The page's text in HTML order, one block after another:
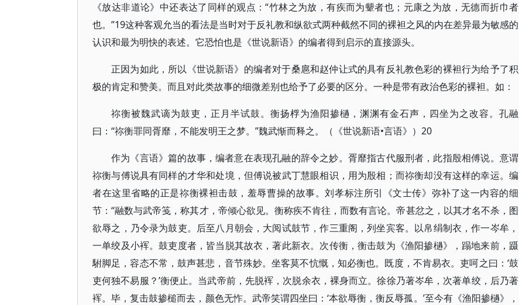
《放达非道论》中还表达了同样的观点：“竹林之为放，有疾而为颦者也；元康之为放，无德而折巾者
也。”19这种客观允当的看法是当时对于反礼教和纵欲式两种截然不同的裸袒之风的内在差异最为敏感的
认识和最为明快的表述。它恐怕也是《世说新语》的编者得到启示的直接源头。
正因为如此，所以《世说新语》的编者对于桑扈和赵仲让式的具有反礼教色彩的裸袒行为给予了积
极的肯定和赞美。而且对此类故事的细微差别也给予了必要的区分。一种是带有政治色彩的裸袒。如：
祢衡被魏武谪为鼓吏，正月半试鼓。衡扬桴为渔阳掺檛，渊渊有金石声，四坐为之改容。孔融
曰：“祢衡罪同胥靡，不能发明王之梦。”魏武惭而释之。（《世说新语•言语》）20
作为《言语》篇的故事，编者意在表现孔融的辞令之妙。胥靡指古代服刑者，此指殷相傅说。意谓
祢衡与傅说具有同样的才华和处境，但傅说被武丁慧眼相识，用为殷相；而祢衡却没有这样的幸运。编
者在这里省略的正是祢衡裸袒击鼓，羞辱曹操的故事。刘孝标注所引《文士传》弥补了这一内容的细
节：“融数与武帝笺，称其才，帝倾心欲见。衡称疾不肯往，而数有言论。帝甚忿之，以其才名不杀，图
欲辱之，乃令录为鼓吏。后至八月朝会，大阅试鼓节，作三重阁，列坐宾客。以帛绢制衣，作一岑牟，
一单绞及小裈。鼓吏度者，皆当脱其故衣，著此新衣。次传衡，衡击鼓为《渔阳掺檛》，蹋地来前，蹑
駙脚足，容态不常，鼓声甚悲，音节殊妙。坐客莫不忼慨，知必衡也。既度，不肯易衣。吏呵之曰：‘鼓
吏何独不易服？’衡便止。当武帝前，先脱裈，次脱余衣，裸身而立。徐徐乃著岑牟，次著单绞，后乃著
裈。毕，复击鼓掺槌而去，颜色无怍。武帝笑谓四坐曰：‘本欲辱衡，衡反辱孤。’至今有《渔阳掺檛》，